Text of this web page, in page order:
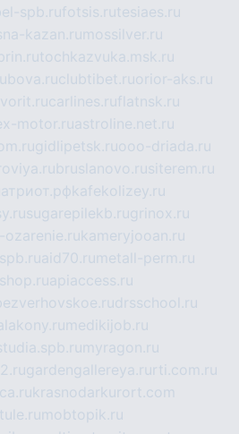
spb.rufotsis.rutesiaes.ru
kazan.ru mossilver.ru
tochkazvuka.msk.ru
clubtibet.ruorior-aks.ru
carlines.ruflatnsk.ru
motor.ruastroline.net.ru
gidlipetsk.ruooo-driada.ru
bruslanovo.rusiterem.ru
kafekolizey.ru
sugarepilekb.rugrinox.ru
ozarenie.rukameryjooan.ru
aid70.ru metall-perm.ru
apiaccess.ru
drsschool.ru
medikijob.ru
myragon.ru
gardengallereya.ru rti.com.ru
krasnodarkurort.com
mobtopik.ru